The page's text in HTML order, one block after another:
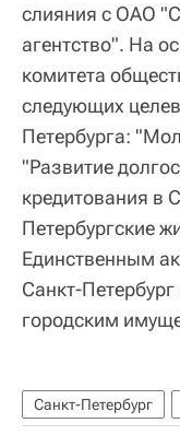
слияния с ОАО
агентство". На
комитета
следующих
Петербурга:
"Развитие
кредитования в
Петербургские
Единственным
Санкт-
городским
Санкт-Петербург